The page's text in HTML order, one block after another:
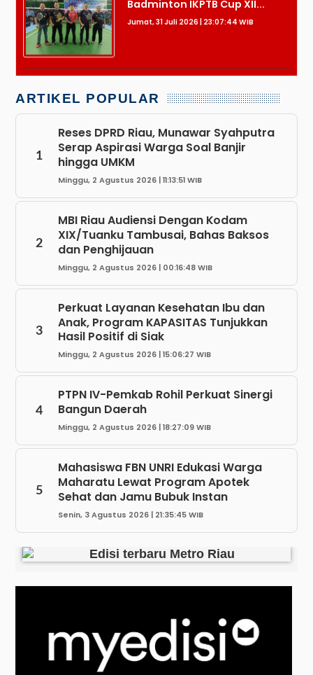
Badminton IKPTB Cup XII...
Jumat, 31 Juli 2026 | 23:07:44 WIB
ARTIKEL POPULAR
1
Reses DPRD Riau, Munawar Syahputra
Serap Aspirasi Warga Soal Banjir
hingga UMKM
Minggu, 2 Agustus 2026 | 11:13:51 WIB
2
MBI Riau Audiensi Dengan Kodam
XIX/Tuanku Tambusai, Bahas Baksos
dan Penghijauan
Minggu, 2 Agustus 2026 | 00:16:48 WIB
3
Perkuat Layanan Kesehatan Ibu dan
Anak, Program KAPASITAS Tunjukkan
Hasil Positif di Siak
Minggu, 2 Agustus 2026 | 15:06:27 WIB
4
PTPN IV-Pemkab Rohil Perkuat Sinergi
Bangun Daerah
Minggu, 2 Agustus 2026 | 18:27:09 WIB
5
Mahasiswa FBN UNRI Edukasi Warga
Maharatu Lewat Program Apotek
Sehat dan Jamu Bubuk Instan
Senin, 3 Agustus 2026 | 21:35:45 WIB